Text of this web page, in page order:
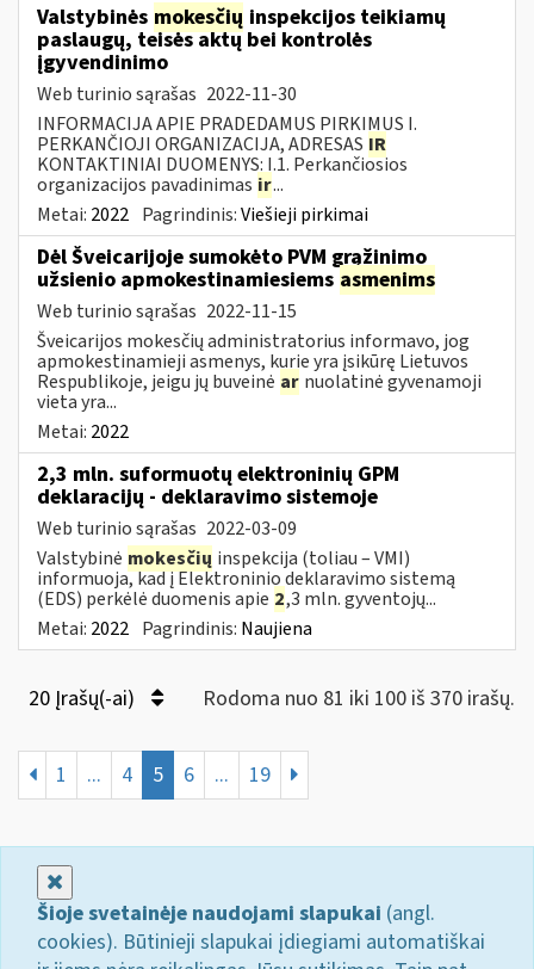
Valstybinės mokesčių inspekcijos teikiamų
paslaugų, teisės aktų bei kontrolės
įgyvendinimo
Web turinio sąrašas 2022-11-30
INFORMACIJA APIE PRADEDAMUS PIRKIMUS I.
PERKANČIOJI ORGANIZACIJA, ADRESAS IR
KONTAKTINIAI DUOMENYS: I.1. Perkančiosios
organizacijos pavadinimas ir...
Metai: 2022 Pagrindinis:Viešieji pirkimai
Dėl Šveicarijoje sumokėto PVM grąžinimo
užsienio apmokestinamiesiems asmenims
Web turinio sąrašas 2022-11-15
Šveicarijos mokesčių administratorius informavo, jog
apmokestinamieji asmenys, kurie yra įsikūrę Lietuvos
Respublikoje, jeigu jų buveinė ar nuolatinė gyvenamoji
vieta yra...
Metai: 2022
2,3 mln. suformuotų elektroninių GPM
deklaracijų - deklaravimo sistemoje
Web turinio sąrašas 2022-03-09
Valstybinė mokesčių inspekcija (toliau – VMI)
informuoja, kad į Elektroninio deklaravimo sistemą
(EDS) perkėlė duomenis apie 2,3 mln. gyventojų...
Metai: 2022 Pagrindinis: Naujiena
20 Įrašų(-ai) Rodoma nuo 81 iki 100 iš 370 irašų.
1 ... 4 5 6 ... 19
Šioje svetainėje naudojami slapukai (angl.
cookies). Būtinieji slapukai įdiegiami automatiškai